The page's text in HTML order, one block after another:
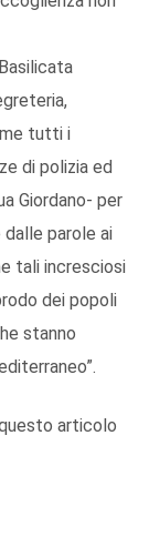
tutti i
di polizia ed
Giordano- per
parole ai
tali incresciosi
dei popoli
stanno
articolo